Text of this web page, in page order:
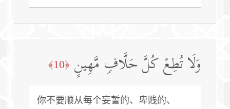
وَلَا تُطِعۡ كُلَّ حَلَّافࣲ مَّهِینٍ ﴿10﴾
你不要顺从每个妄誓的、卑贱的、